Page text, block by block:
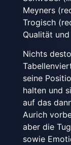
Meyners
Trogisch
Qualität
Nichts
seine
halten und
auf das
Aurich
aber die
sowie